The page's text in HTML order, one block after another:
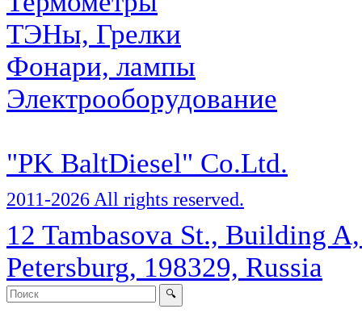
ТЭНы, Грелки
Фонари, лампы
Электрооборудование
"PK BaltDiesel" Co.Ltd.
2011-2026 All rights reserved.
12 Tambasova St., Building
Petersburg, 198329, Russia